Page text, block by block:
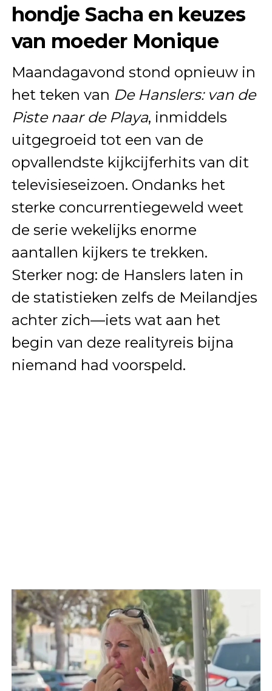
hondje Sacha en keuzes
van moeder Monique
Maandagavond stond opnieuw in
het teken van De Hanslers: van de
Piste naar de Playa, inmiddels
uitgegroeid tot een van de
opvallendste kijkcijferhits van dit
televisieseizoen. Ondanks het
sterke concurrentiegeweld weet
de serie wekelijks enorme
aantallen kijkers te trekken.
Sterker nog: de Hanslers laten in
de statistieken zelfs de Meilandjes
achter zich—iets wat aan het
begin van deze realityreis bijna
niemand had voorspeld.